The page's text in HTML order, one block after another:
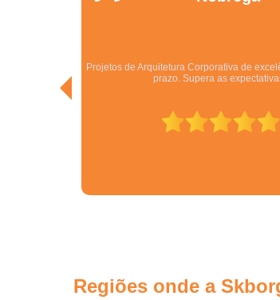
Excelentes. São especialistas no que
do ramo no Centro Oeste.
Regiões onde a